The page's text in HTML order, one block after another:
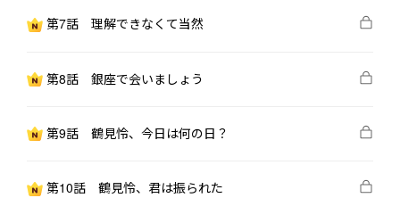
第7話 理解できなくて当然
第8話 銀座で会いましょう
第9話 鶴見怜、今日は何の日？
第10話 鶴見怜、君は振られた